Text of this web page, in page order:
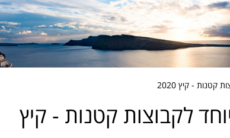
- קיץ 2020
לקבוצות קטנות - קיץ